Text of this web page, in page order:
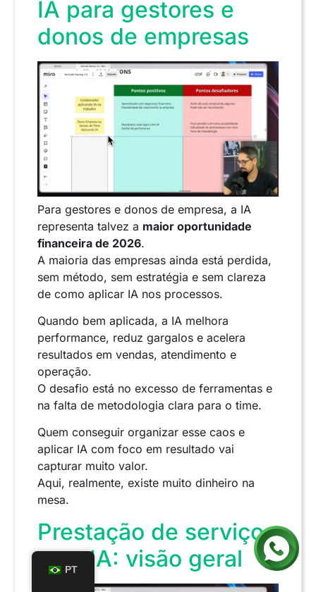
IA para gestores e
donos de empresas
Para gestores e donos de empresa, a IA
representa talvez a maior oportunidade
financeira de 2026.
A maioria das empresas ainda está perdida,
sem método, sem estratégia e sem clareza
de como aplicar IA nos processos.
Quando bem aplicada, a IA melhora
performance, reduz gargalos e acelera
resultados em vendas, atendimento e
operação.
O desafio está no excesso de ferramentas e
na falta de metodologia clara para o time.
Quem conseguir organizar esse caos e
aplicar IA com foco em resultado vai
capturar muito valor.
Aqui, realmente, existe muito dinheiro na
mesa.
Prestação de serviços
com IA: visão geral
PT